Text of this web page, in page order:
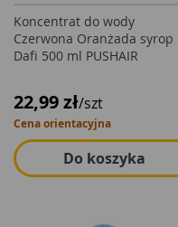
Koncentrat do wody
Czerwona Oranżada syrop
Dafi 500 ml PUSHAIR
22,99 zł/szt
Cena orientacyjna
Do koszyka